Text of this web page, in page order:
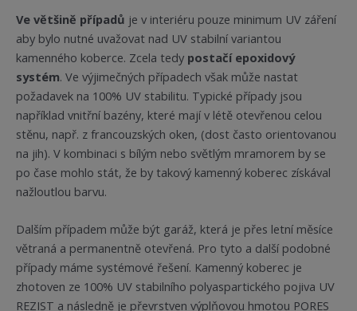
Ve většině případů je v interiéru pouze minimum UV záření
aby bylo nutné uvažovat nad UV stabilní variantou
kamenného koberce. Zcela tedy postačí epoxidový
systém. Ve výjimečných případech však může nastat
požadavek na 100% UV stabilitu. Typické případy jsou
například vnitřní bazény, které mají v létě otevřenou celou
stěnu, např. z francouzských oken, (dost často orientovanou
na jih). V kombinaci s bílým nebo světlým mramorem by se
po čase mohlo stát, že by takový kamenný koberec získával
nažloutlou barvu.
Dalším případem může být garáž, která je přes letní měsíce
větraná a permanentně otevřená. Pro tyto a další podobné
případy máme systémové řešení. Kamenný koberec je
zhotoven ze 100% UV stabilního polyaspartického pojiva UV
REZIST a následně je převrstven výplňovou hmotou PORES